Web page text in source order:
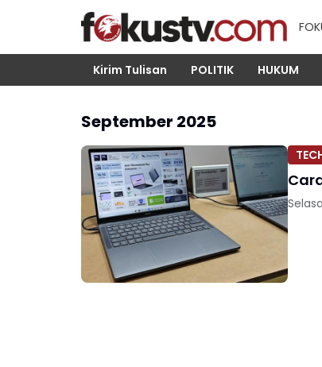
Kirim Tulisan POLITIK HUKUM
September 2025